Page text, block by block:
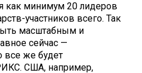
как минимум 20 лидеров
участников всего. Так
масштабным и
сейчас —
все же будет
США, например,